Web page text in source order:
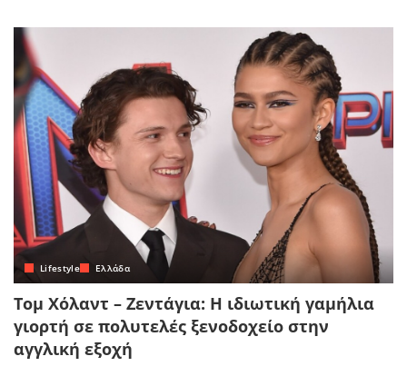
Lifestyle Ελλάδα
Τομ Χόλαντ – Ζεντάγια: Η ιδιωτική γαμήλια
γιορτή σε πολυτελές ξενοδοχείο στην
αγγλική εξοχή